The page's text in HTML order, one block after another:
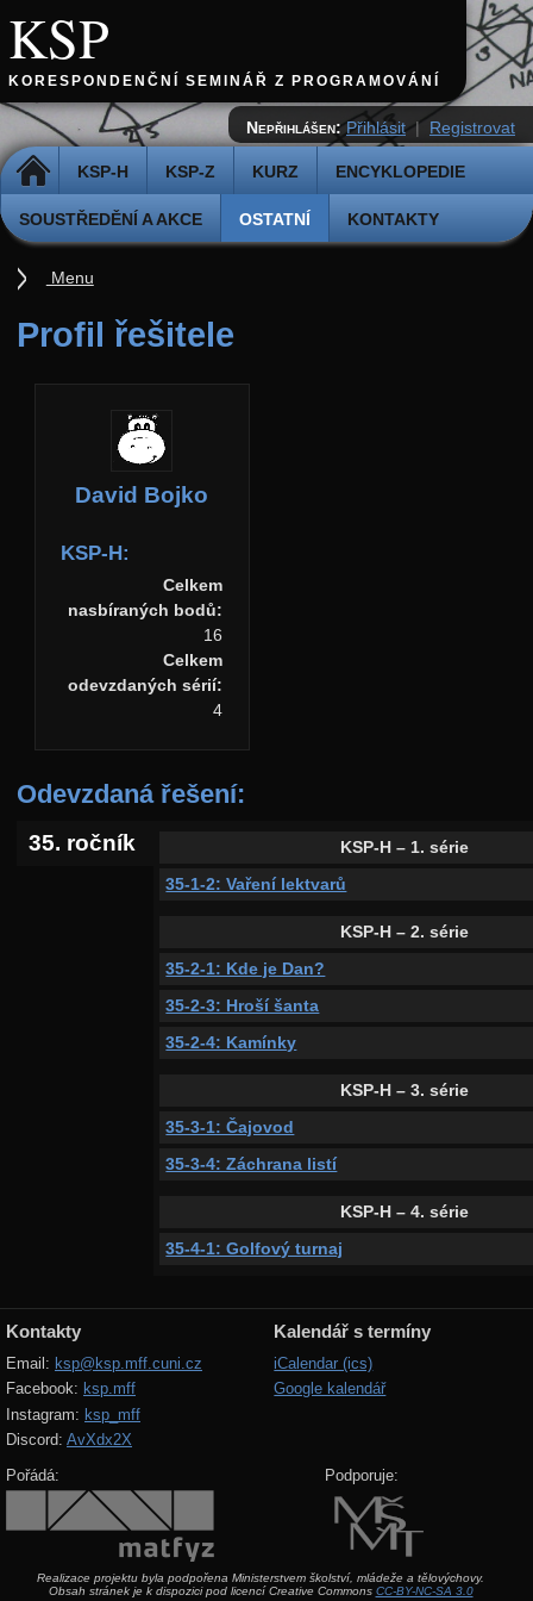
KSP
KORESPONDENČNÍ SEMINÁŘ Z PROGRAMOVÁNÍ
DOMŮ KSP-H KSP-Z KURZ ENCYKLOPEDIE
SOUSTŘEDĚNÍ A AKCE OSTATNÍ KONTAKTY
Nepřihlášen: Přihlásit | Registrovat
Profil řešitele
David Bojko
KSP-H:
Celkem
nasbíraných bodů:
16
Celkem
odevzdaných sérií:
4
Odevzdaná řešení:
35. ročník
KSP-H – 1. série
35-1-2: Vaření lektvarů
KSP-H – 2. série
35-2-1: Kde je Dan?
35-2-3: Hroší šanta
35-2-4: Kamínky
KSP-H – 3. série
35-3-1: Čajovod
35-3-4: Záchrana listí
KSP-H – 4. série
35-4-1: Golfový turnaj
Menu
Kontakty
Email: ksp@ksp.mff.cuni.cz
Facebook: ksp.mff
Instagram: ksp_mff
Discord: AvXdx2X
Kalendář s termíny
iCalendar (ics)
Google kalendář
Pořádá: Podporuje:
Realizace projektu byla podpořena Ministerstvem školství, mládeže a tělovýchovy.
Obsah stránek je k dispozici pod licencí Creative Commons CC-BY-NC-SA 3.0